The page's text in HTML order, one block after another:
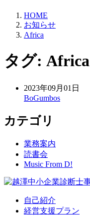
HOME
お知らせ
Africa
タグ: Africa
2023年09月01日
BoGumbos
カテゴリ
業務案内
読書会
Music From D!
自己紹介
経営支援プラン